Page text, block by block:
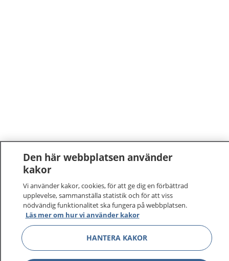
Den här webbplatsen använder
kakor
Vi använder kakor, cookies, för att ge dig en förbättrad
upplevelse, sammanställa statistik och för att viss
nödvändig funktionalitet ska fungera på webbplatsen.
Läs mer om hur vi använder kakor
HANTERA KAKOR